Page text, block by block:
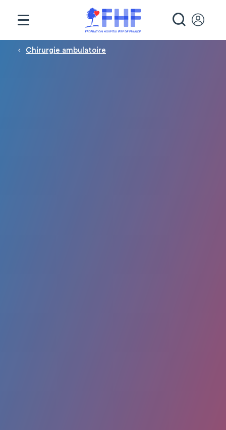
Fil d'Ariane
Chirurgie ambulatoire
Panneau de gestion des cookies